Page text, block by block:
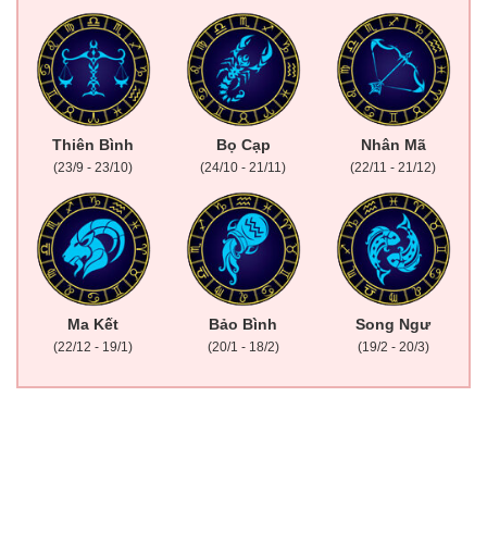
Thiên Bình
(23/9 - 23/10)
Bọ Cạp
(24/10 - 21/11)
Nhân Mã
(22/11 - 21/12)
Ma Kết
(22/12 - 19/1)
Bảo Bình
(20/1 - 18/2)
Song Ngư
(19/2 - 20/3)